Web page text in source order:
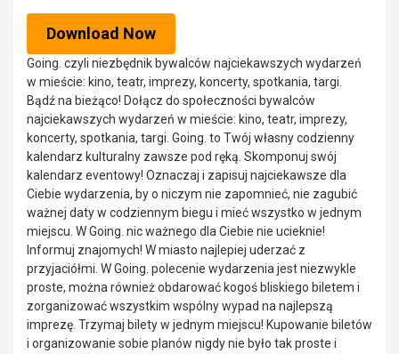
Download Now
Going. czyli niezbędnik bywalców najciekawszych wydarzeń
w mieście: kino, teatr, imprezy, koncerty, spotkania, targi.
Bądź na bieżąco! Dołącz do społeczności bywalców
najciekawszych wydarzeń w mieście: kino, teatr, imprezy,
koncerty, spotkania, targi. Going. to Twój własny codzienny
kalendarz kulturalny zawsze pod ręką. Skomponuj swój
kalendarz eventowy! Oznaczaj i zapisuj najciekawsze dla
Ciebie wydarzenia, by o niczym nie zapomnieć, nie zagubić
ważnej daty w codziennym biegu i mieć wszystko w jednym
miejscu. W Going. nic ważnego dla Ciebie nie ucieknie!
Informuj znajomych! W miasto najlepiej uderzać z
przyjaciółmi. W Going. polecenie wydarzenia jest niezwykle
proste, można również obdarować kogoś bliskiego biletem i
zorganizować wszystkim wspólny wypad na najlepszą
imprezę. Trzymaj bilety w jednym miejscu! Kupowanie biletów
i organizowanie sobie planów nigdy nie było tak proste i